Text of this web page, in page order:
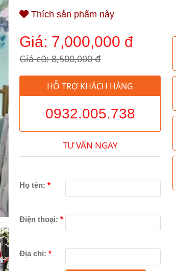
Thích sản phẩm này
Giá: 7,000,000 đ
Giá cũ: 8,500,000 đ
HỖ TRỢ KHÁCH HÀNG
0932.005.738
TƯ VẤN NGAY
Họ tên:*
Điện thoại:*
Địa chỉ:*